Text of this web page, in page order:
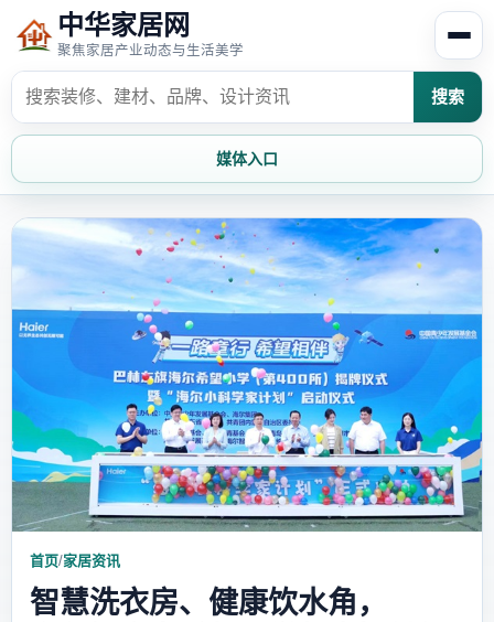
中华家居网
聚焦家居产业动态与生活美学
搜索
媒体入口
首页 家居资讯
家居风水 家居欣赏
装修设计
家居文化
家装攻略 创意家居
首页/家居资讯
智慧洗衣房、健康饮水角，